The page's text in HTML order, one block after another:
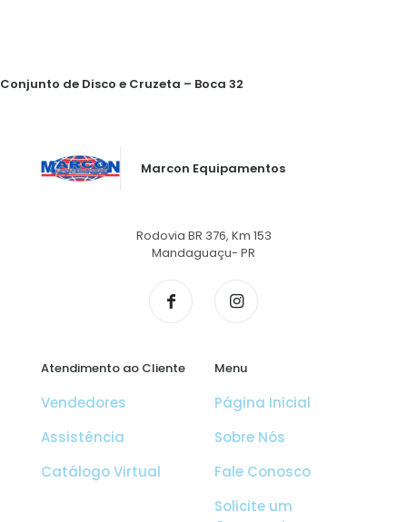
Conjunto de Disco e Cruzeta – Boca 32
Marcon Equipamentos
Rodovia BR 376, Km 153
Mandaguaçu- PR
Atendimento ao Cliente
Vendedores
Assistência
Catálogo Virtual
Menu
Página Inicial
Sobre Nós
Fale Conosco
Solicite um